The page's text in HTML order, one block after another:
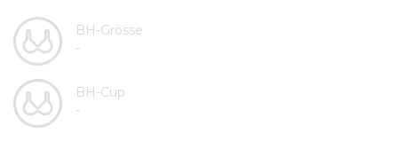
BH-Grösse
-
BH-Cup
-